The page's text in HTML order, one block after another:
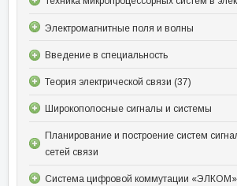
Электромагнитные поля и волны
Введение в специальность
Теория электрической связи (37)
Широкополосные сигналы и системы
Планирование и построение систем
сетей связи
Система цифровой коммутации «ЭЛКОМ»